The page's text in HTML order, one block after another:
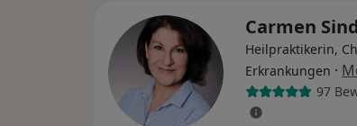
Carmen
Heilpraktikerin,
Erkrankungen ·
97